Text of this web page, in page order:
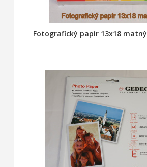
Fotografický papír 13x18 matný
--